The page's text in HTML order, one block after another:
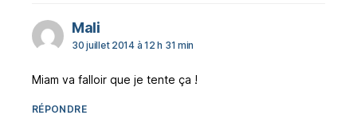
Malidit :
30 juillet 2014 à 12 h 31 min
Miam va falloir que je tente ça !
RÉPONDRE